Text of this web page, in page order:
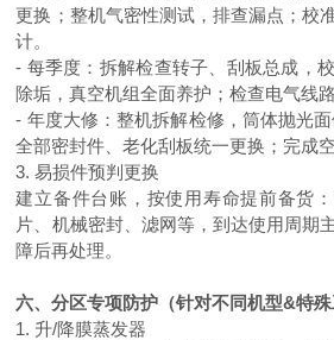
更换；整机气密性测试，排查漏点；校
计。
- 每季度：拆解检查转子、刮板总成，
除垢，真空机组全面养护；检查电气线
- 年度大修：整机拆解检修，筒体抛光
全部密封件、老化刮板统一更换；完成
3. 易损件预判更换
建立备件台账，按使用寿命提前备货：
片、机械密封、滤网等，到达使用周期
障后再处理。
六、分区专项防护（针对不同机型&特殊
1. 升/降膜蒸发器